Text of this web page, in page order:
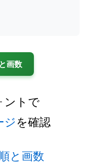
画数
ントで
ジを確認
と画数